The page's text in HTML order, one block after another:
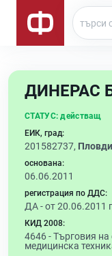
ДИНЕРАС
СТАТУС: действащ
ЕИК, град:
201582737,
основана:
06.06.2011
регистрация по ДДС:
ДА - от 20.06.2011
КИД 2008:
4646 -Търговия на
медицинска